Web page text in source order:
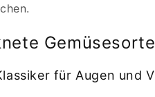
für Augen und